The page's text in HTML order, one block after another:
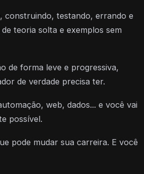
construindo, testando, errando e
teoria solta e exemplos sem
de forma leve e progressiva,
de verdade precisa ter.
web, dados... e você vai
possível.
pode mudar sua carreira. E você